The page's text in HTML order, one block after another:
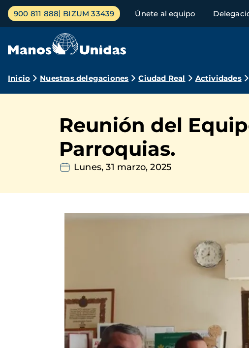
Pasar
contenido
Menú
principal
900 811 888 BIZUM 33439 Únete al equipo
Ruta
navegación
Inicio Nuestras delegaciones Ciudad Real Actividades
Reunión del
Parroquias.
Lunes, 31 marzo, 2025